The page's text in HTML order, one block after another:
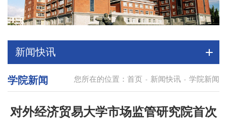
新闻快讯
您所在的位置： 首页 - 新闻快讯 - 学院新闻
学院新闻
对外经济贸易大学市场监管研究院首次